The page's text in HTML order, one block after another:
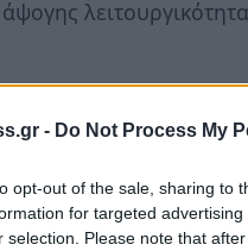
- Do Not Process My
opt-out of the sale, sharing to
for targeted
selection. Please note that
23-8-2007 στο
των Τμημάτων
της Σχολής
που δεν